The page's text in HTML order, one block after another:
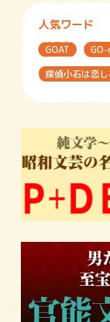
人気ワード
GOAT
探偵小石は恋